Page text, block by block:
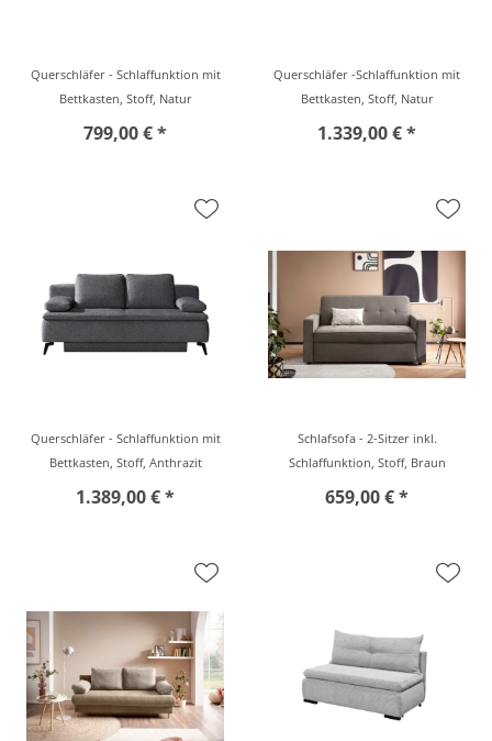
Querschläfer - Schlaffunktion mit
Bettkasten, Stoff, Natur
799,00 € *
Querschläfer -Schlaffunktion mit
Bettkasten, Stoff, Natur
1.339,00 € *
Querschläfer - Schlaffunktion mit
Bettkasten, Stoff, Anthrazit
1.389,00 € *
Schlafsofa - 2-Sitzer inkl.
Schlaffunktion, Stoff, Braun
659,00 € *